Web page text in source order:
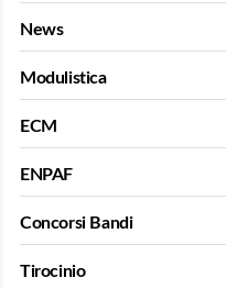
News
Modulistica
ECM
ENPAF
Concorsi Bandi
Tirocinio